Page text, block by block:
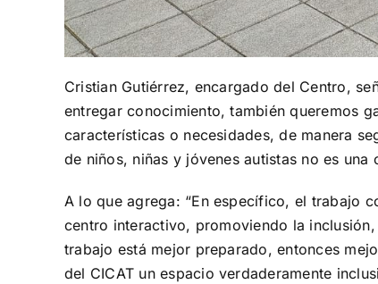
Cristian Gutiérrez, encargado del Centro,
entregar conocimiento, también queremos
características o necesidades, de manera
de niños, niñas y jóvenes autistas no es
A lo que agrega: “En específico, el trabajo
centro interactivo, promoviendo la
trabajo está mejor preparado, entonces
del CICAT un espacio verdaderamente